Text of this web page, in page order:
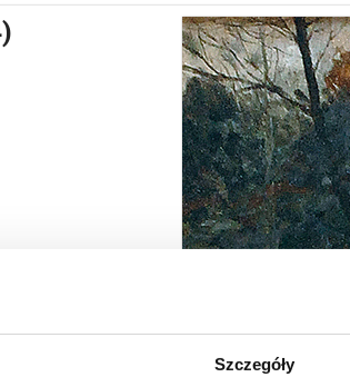
Szczegóły